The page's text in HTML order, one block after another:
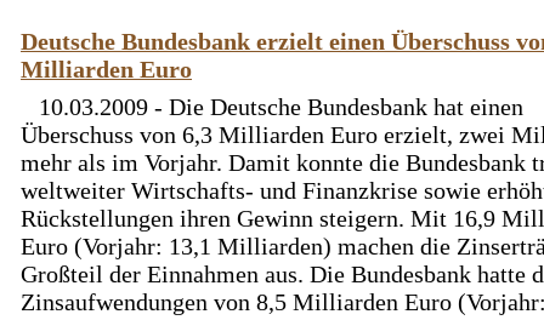
Deutsche Bundesbank erzielt einen Überschuss
Milliarden Euro
10.03.2009 - Die Deutsche Bundesbank hat einen
Überschuss von 6,3 Milliarden Euro erzielt, zwei
mehr als im Vorjahr. Damit konnte die Bundesbank
weltweiter Wirtschafts- und Finanzkrise sowie
Rückstellungen ihren Gewinn steigern. Mit 16,9
Euro (Vorjahr: 13,1 Milliarden) machen die
Großteil der Einnahmen aus. Die Bundesbank hatte
Zinsaufwendungen von 8,5 Milliarden Euro